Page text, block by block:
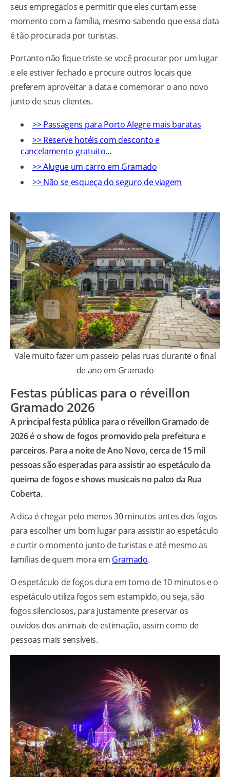
seus empregados e permitir que eles curtam esse
momento com a família, mesmo sabendo que essa data
é tão procurada por turistas.
Portanto não fique triste se você procurar por um lugar
e ele estiver fechado e procure outros locais que
preferem aproveitar a data e comemorar o ano novo
junto de seus clientes.
>> Passagens para Porto Alegre mais baratas
>> Reserve hotéis com desconto e
cancelamento gratuito…
>> Alugue um carro em Gramado
>> Não se esqueça do seguro de viagem
Vale muito fazer um passeio pelas ruas durante o final
de ano em Gramado
Festas públicas para o réveillon
Gramado 2026
A principal festa pública para o réveillon Gramado de
2026 é o show de fogos promovido pela prefeitura e
parceiros. Para a noite de Ano Novo, cerca de 15 mil
pessoas são esperadas para assistir ao espetáculo da
queima de fogos e shows musicais no palco da Rua
Coberta.
A dica é chegar pelo menos 30 minutos antes dos fogos
para escolher um bom lugar para assistir ao espetáculo
e curtir o momento junto de turistas e até mesmo as
famílias de quem mora em Gramado.
O espetáculo de fogos dura em torno de 10 minutos e o
espetáculo utiliza fogos sem estampido, ou seja, são
fogos silenciosos, para justamente preservar os
ouvidos dos animais de estimação, assim como de
pessoas mais sensíveis.